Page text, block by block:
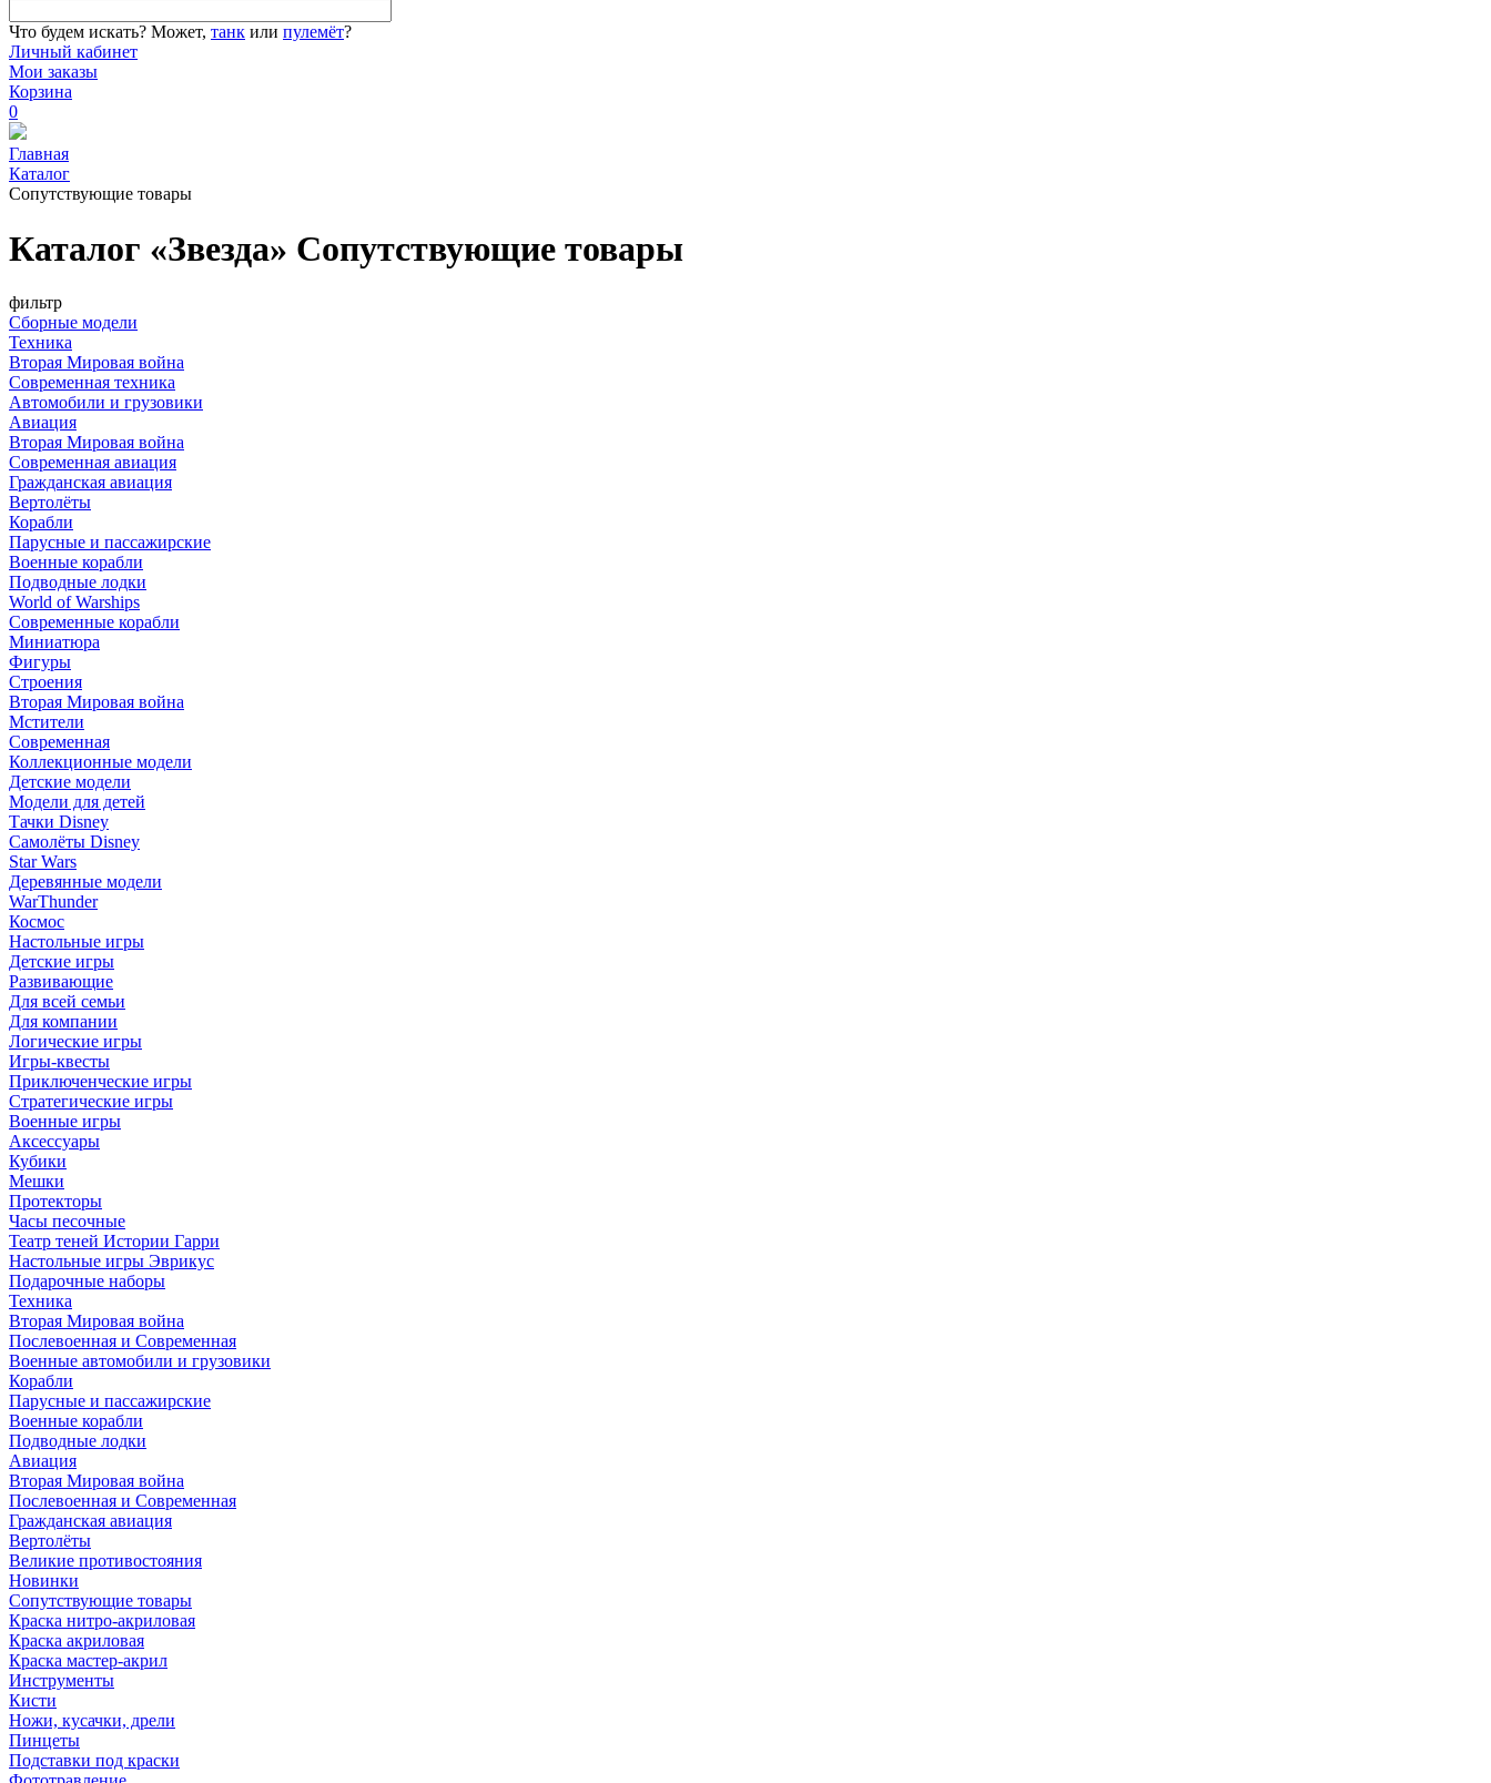
Что будем искать? Может, танк или пулемёт?
Личный кабинет
Мои заказы
Корзина
0
Главная
Каталог
Сопутствующие товары
Каталог «Звезда» Сопутствующие товары
фильтр
Сборные модели
Техника
Вторая Мировая война
Современная техника
Автомобили и грузовики
Авиация
Вторая Мировая война
Современная авиация
Гражданская авиация
Вертолёты
Корабли
Парусные и пассажирские
Военные корабли
Подводные лодки
World of Warships
Современные корабли
Миниатюра
Фигуры
Строения
Вторая Мировая война
Мстители
Современная
Коллекционные модели
Детские модели
Модели для детей
Тачки Disney
Самолёты Disney
Star Wars
Деревянные модели
WarThunder
Космос
Настольные игры
Детские игры
Развивающие
Для всей семьи
Для компании
Логические игры
Игры-квесты
Приключенческие игры
Стратегические игры
Военные игры
Аксессуары
Кубики
Мешки
Протекторы
Часы песочные
Театр теней Истории Гарри
Настольные игры Эврикус
Подарочные наборы
Техника
Вторая Мировая война
Послевоенная и Современная
Военные автомобили и грузовики
Корабли
Парусные и пассажирские
Военные корабли
Подводные лодки
Авиация
Вторая Мировая война
Послевоенная и Современная
Гражданская авиация
Вертолёты
Великие противостояния
Новинки
Сопутствующие товары
Краска нитро-акриловая
Краска акриловая
Краска мастер-акрил
Инструменты
Кисти
Ножи, кусачки, дрели
Пинцеты
Подставки под краски